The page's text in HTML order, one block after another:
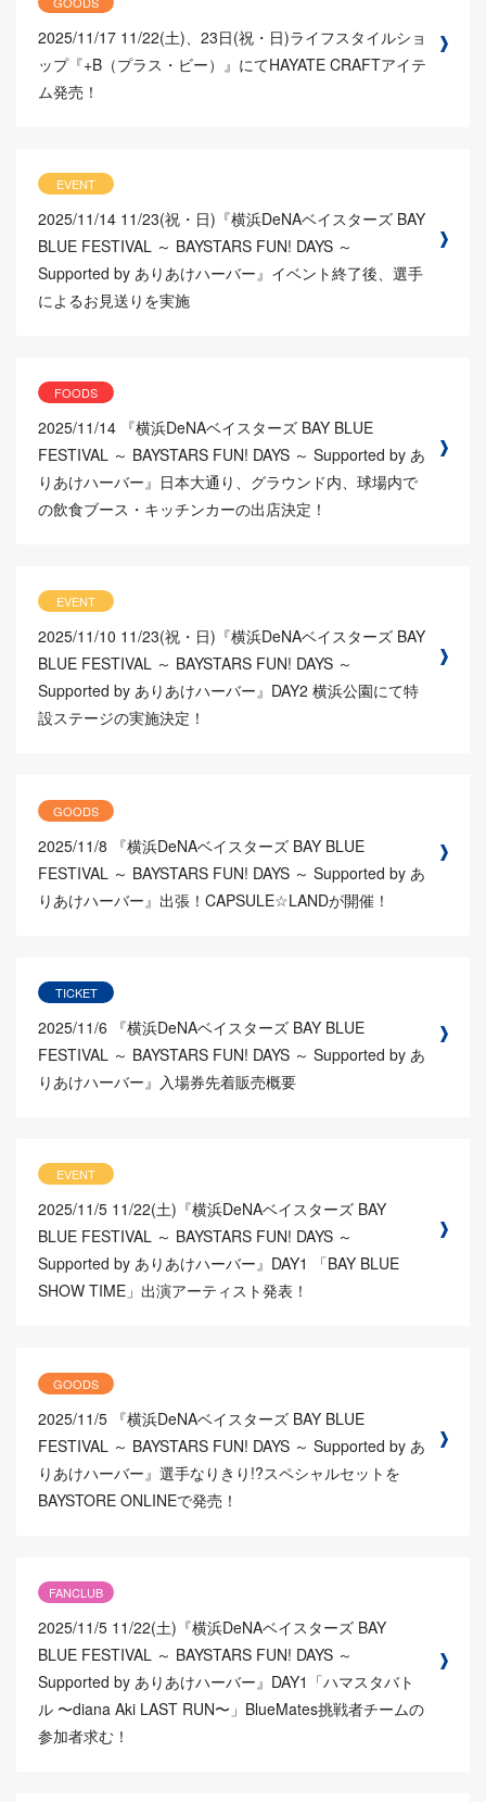
2025/11/17 11/22(土)、23日(祝・日)ライフスタイルショ
ップ『+B（プラス・ビー）』にてHAYATE CRAFTアイテ
ム発売！
EVENT
2025/11/14 11/23(祝・日)『横浜DeNAベイスターズ BAY
BLUE FESTIVAL ～ BAYSTARS FUN! DAYS ～
Supported by ありあけハーバー』イベント終了後、選手
によるお見送りを実施
FOODS
2025/11/14 『横浜DeNAベイスターズ BAY BLUE
FESTIVAL ～ BAYSTARS FUN! DAYS ～ Supported by あ
りあけハーバー』日本大通り、グラウンド内、球場内で
の飲食ブース・キッチンカーの出店決定！
EVENT
2025/11/10 11/23(祝・日)『横浜DeNAベイスターズ BAY
BLUE FESTIVAL ～ BAYSTARS FUN! DAYS ～
Supported by ありあけハーバー』DAY2 横浜公園にて特
設ステージの実施決定！
GOODS
2025/11/8
『横浜DeNAベイスターズ BAY BLUE
FESTIVAL ～ BAYSTARS FUN! DAYS ～ Supported by あ
りあけハーバー』出張！CAPSULE☆LANDが開催！
TICKET
2025/11/6
『横浜DeNAベイスターズ BAY BLUE
FESTIVAL ～ BAYSTARS FUN! DAYS ～ Supported by あ
りあけハーバー』入場券先着販売概要
EVENT
2025/11/5 11/22(土)『横浜DeNAベイスターズ BAY
BLUE FESTIVAL ～ BAYSTARS FUN! DAYS ～
Supported by ありあけハーバー』DAY1 「BAY BLUE
SHOW TIME」出演アーティスト発表！
GOODS
2025/11/5 『横浜DeNAベイスターズ BAY BLUE
FESTIVAL ～ BAYSTARS FUN! DAYS ～ Supported by あ
りあけハーバー』選手なりきり!?スペシャルセットを
BAYSTORE ONLINEで発売！
FANCLUB
2025/11/5 11/22(土)『横浜DeNAベイスターズ BAY
BLUE FESTIVAL ～ BAYSTARS FUN! DAYS ～
Supported by ありあけハーバー』DAY1「ハマスタバト
ル 〜diana Aki LAST RUN〜」BlueMates挑戦者チームの
参加者求む！